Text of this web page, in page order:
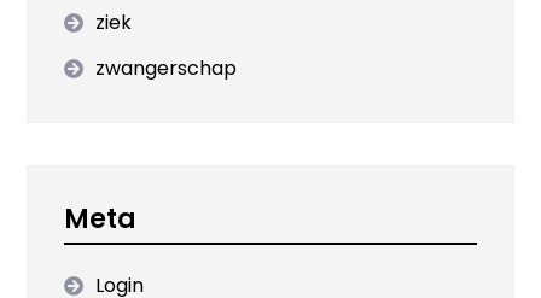
ziek
zwangerschap
Meta
Login